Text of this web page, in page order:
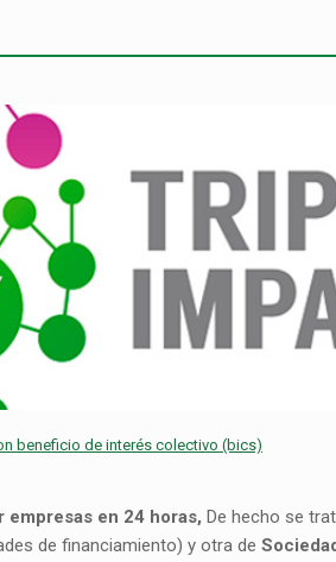
beneficio de interés colectivo (bics)
empresas en 24 horas, De hecho se
de financiamiento) y otra de